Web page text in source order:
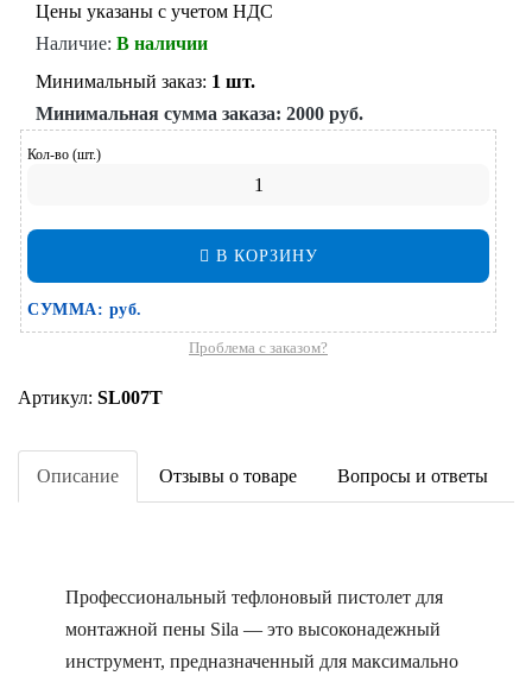
Цены указаны с учетом НДС
Наличие: В наличии
Минимальный заказ: 1 шт.
Минимальная сумма заказа: 2000 руб.
Кол-во (шт.)
В КОРЗИНУ
СУММА: руб.
Проблема с заказом?
Артикул: SL007T
Описание Отзывы о товаре Вопросы и ответы
Профессиональный тефлоновый пистолет для
монтажной пены Sila — это высоконадежный
инструмент, предназначенный для максимально